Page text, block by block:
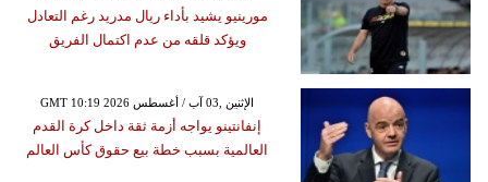
مورينيو يشيد بأداء ريال مدريد رغم التعادل
ويؤكد قلقه من عدم اكتمال الفريق
GMT 10:19 2026 الإثنين ,03 آب / أغسطس
إنفانتينو يواجه أزمة ثقة داخل كرة القدم
العالمية بسبب خطة بيع حقوق كأس العالم